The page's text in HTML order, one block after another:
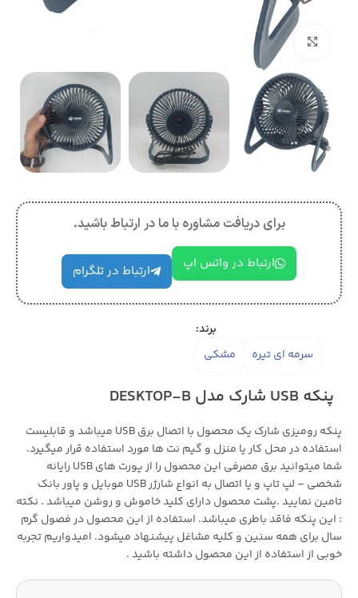
بزرگنمایی تصویر
برای دریافت مشاوره با ما در ارتباط باشید.
ارتباط در واتس اپ ارتباط در تلگرام
برند:
سرمه ای تیره
مشکی
پنکه USB شارک مدل DESKTOP-B
پنکه رومیزی شارک یک محصول با اتصال برق USB میباشد و قابلیست
استفاده در محل کار یا منزل و گیم نت ها مورد استفاده قرار میگیرد.
شما میتوانید برق مصرفی این محصول را از پورت های USB رایانه
شخصی – لپ تاپ و یا اتصال به انواع شارژر USB موبایل و پاور بانک
تامین نمایید .پشت محصول دارای کلید خاموش و روشن میباشد . نکته
: این پنکه فاقد باطری میباشد. استفاده از این محصول در فصول گرم
سال برای همه سنین و کلیه مشاغل پیشنهاد میشود. امیدواریم تجربه
خوبی از استفاده از این محصول داشته باشید .